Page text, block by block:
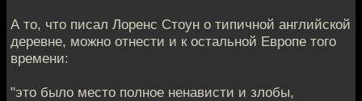
А то, что писал Лоренс Стоун о типичной английской
деревне, можно отнести и к остальной Европе того
времени:
"это было место полное ненависти и злобы,